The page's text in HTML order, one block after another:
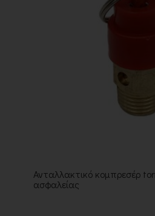
Ανταλλακτικό κομπρεσέρ
ασφαλείας